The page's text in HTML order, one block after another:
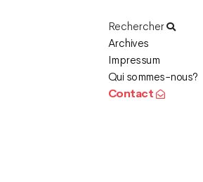
Rechercher
Archives
Impressum
Qui sommes-nous?
Contact